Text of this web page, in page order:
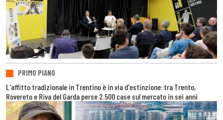
PRIMO PIANO
L'affitto tradizionale in Trentino è in via d'estinzione: tra Trento,
Rovereto e Riva del Garda perse 2.500 case sul mercato in sei anni